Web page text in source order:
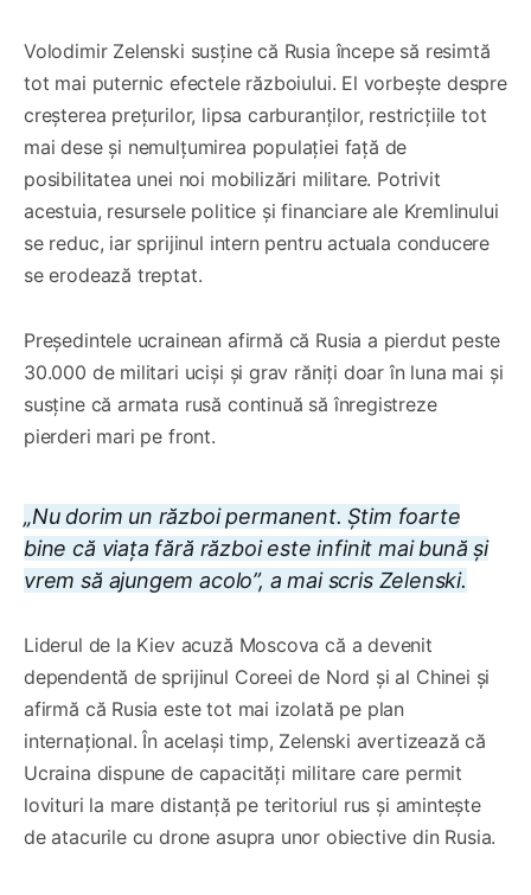
Volodimir Zelenski susține că Rusia începe să resimtă
tot mai puternic efectele războiului. El vorbește despre
creșterea prețurilor, lipsa carburanților, restricțiile tot
mai dese și nemulțumirea populației față de
posibilitatea unei noi mobilizări militare. Potrivit
acestuia, resursele politice și financiare ale Kremlinului
se reduc, iar sprijinul intern pentru actuala conducere
se erodează treptat.
Președintele ucrainean afirmă că Rusia a pierdut peste
30.000 de militari uciși și grav răniți doar în luna mai și
susține că armata rusă continuă să înregistreze
pierderi mari pe front.
„Nu dorim un război permanent. Știm foarte
bine că viața fără război este infinit mai bună și
vrem să ajungem acolo”, a mai scris Zelenski.
Liderul de la Kiev acuză Moscova că a devenit
dependentă de sprijinul Coreei de Nord și al Chinei și
afirmă că Rusia este tot mai izolată pe plan
internațional. În același timp, Zelenski avertizează că
Ucraina dispune de capacități militare care permit
lovituri la mare distanță pe teritoriul rus și amintește
de atacurile cu drone asupra unor obiective din Rusia.